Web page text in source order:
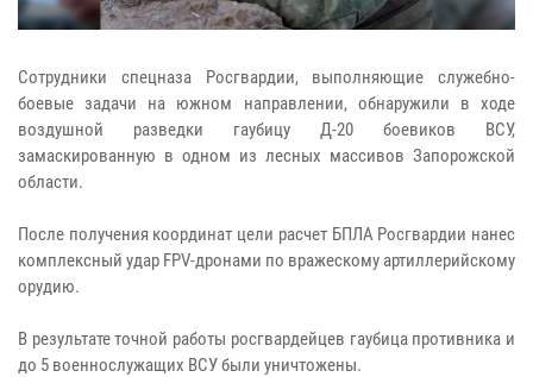
Сотрудники спецназа Росгвардии, выполняющие служебно-
боевые задачи на южном направлении, обнаружили в ходе
воздушной разведки гаубицу Д-20 боевиков ВСУ,
замаскированную в одном из лесных массивов Запорожской
области.
После получения координат цели расчет БПЛА Росгвардии нанес
комплексный удар FPV-дронами по вражескому артиллерийскому
орудию.
В результате точной работы росгвардейцев гаубица противника и
до 5 военнослужащих ВСУ были уничтожены.